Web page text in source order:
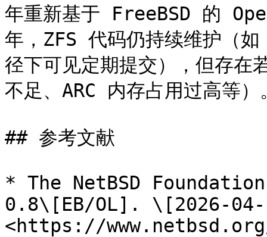
年重新基于 FreeBSD 的
年，ZFS 代码仍持续维护
径下可见定期提交），但存在
不足、ARC 内存占用过高等）
## 参考文献
* The NetBSD
0.8\[EB/OL]. \[2026-
<https://